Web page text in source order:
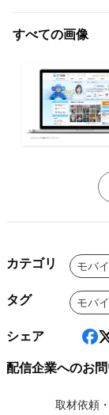
すべての画像
カテゴリ モバ
タグ モバ
シェア
配信企業へのお
取材依頼